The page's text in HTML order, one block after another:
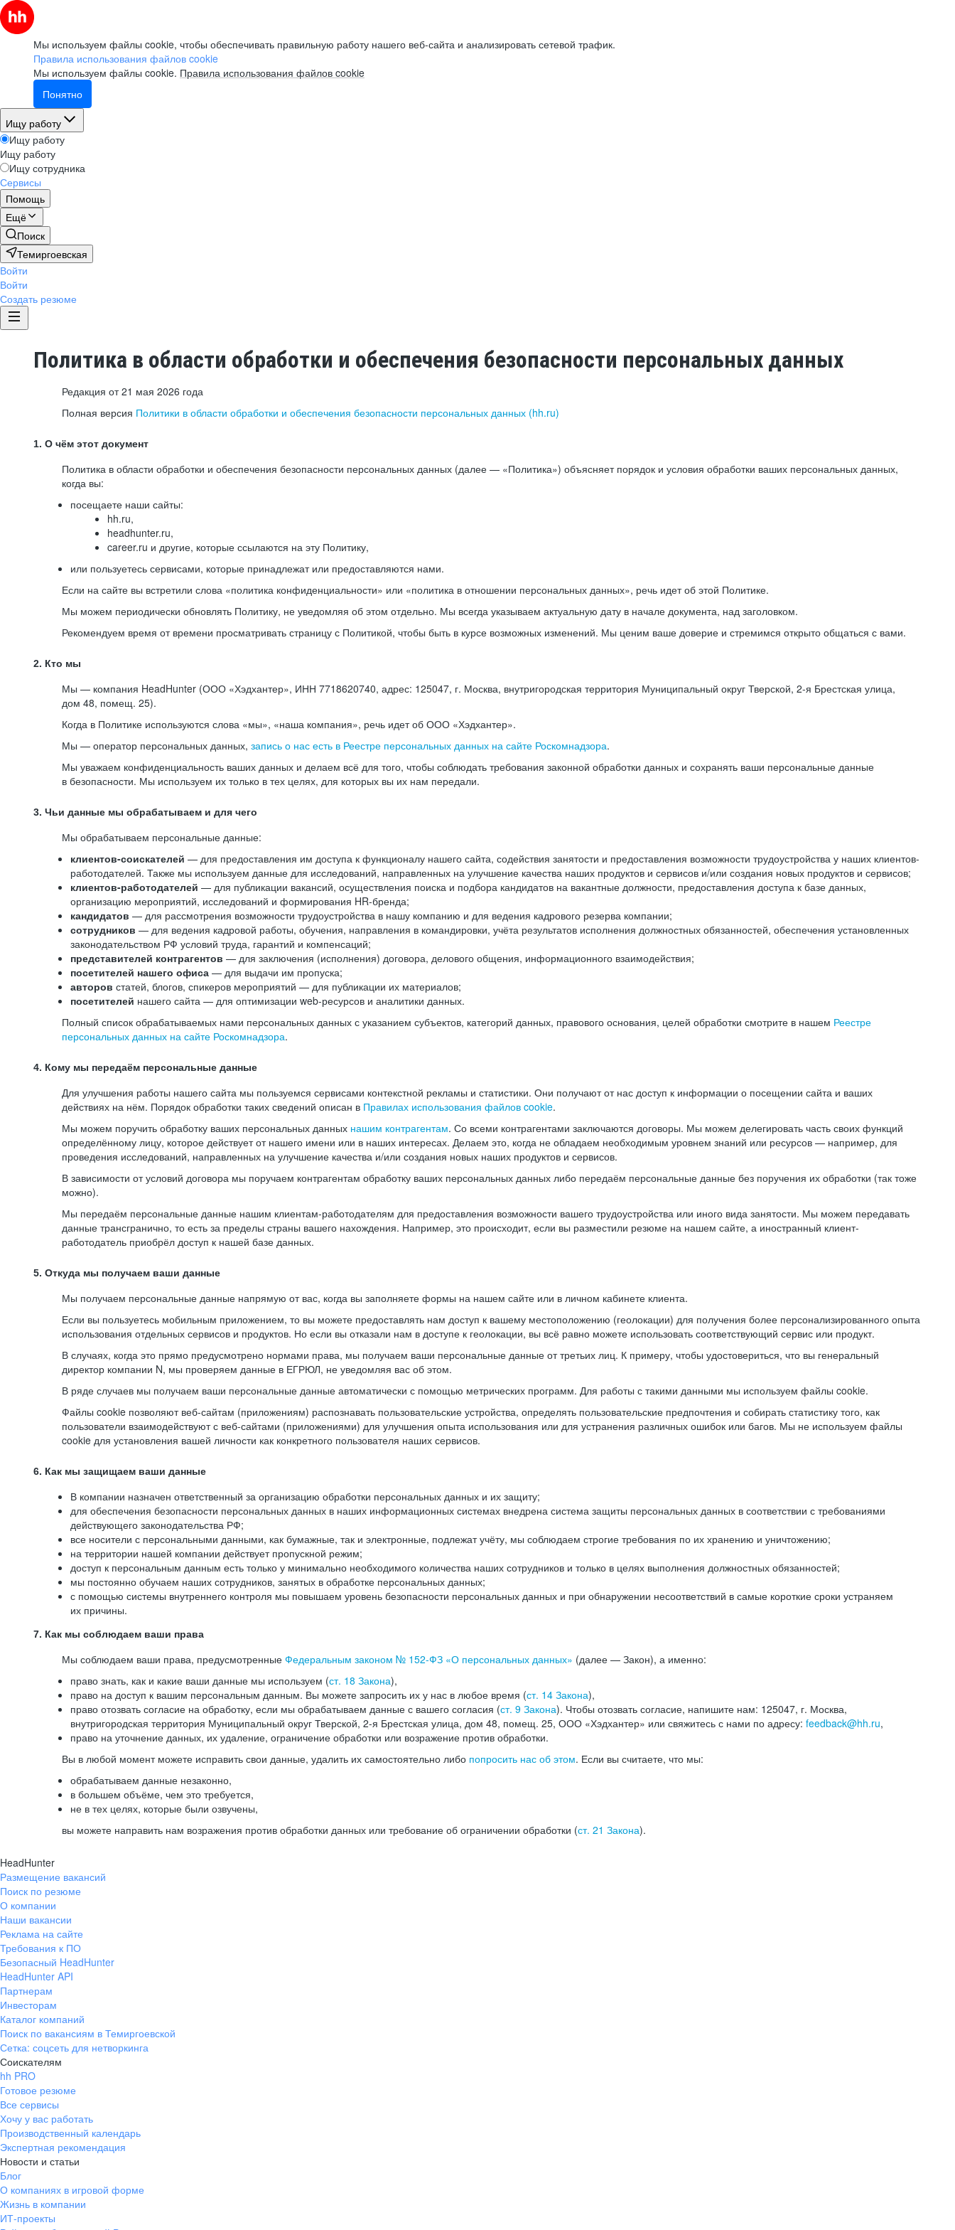
Мы используем файлы cookie, чтобы обеспечивать правильную работу нашего веб-сайта и анализировать сетевой трафик.
Правила использования файлов cookie
Мы используем файлы cookie. Правила использования файлов cookie
Понятно
Ищу работу
Ищу работу
Ищу работу
Ищу сотрудника
Сервисы
Помощь
Ещё
Поиск
Темиргоевская
Войти
Войти
Создать резюме
Политика в области обработки и обеспечения безопасности персональных данных
Редакция от 21 мая 2026 года
Полная версия Политики в области обработки и обеспечения безопасности персональных данных (hh.ru)
1. О чём этот документ
Политика в области обработки и обеспечения безопасности персональных данных (далее — «Политика») объясняет порядок и условия обработки ваших персональных данных,
когда вы:
посещаете наши сайты:
hh.ru,
headhunter.ru,
career.ru и другие, которые ссылаются на эту Политику,
или пользуетесь сервисами, которые принадлежат или предоставляются нами.
Если на сайте вы встретили слова «политика конфиденциальности» или «политика в отношении персональных данных», речь идет об этой Политике.
Мы можем периодически обновлять Политику, не уведомляя об этом отдельно. Мы всегда указываем актуальную дату в начале документа, над заголовком.
Рекомендуем время от времени просматривать страницу с Политикой, чтобы быть в курсе возможных изменений. Мы ценим ваше доверие и стремимся открыто общаться с вами.
2. Кто мы
Мы — компания HeadHunter (ООО «Хэдхантер», ИНН 7718620740, адрес: 125047, г. Москва, внутригородская территория Муниципальный округ Тверской, 2-я Брестская улица,
дом 48, помещ. 25).
Когда в Политике используются слова «мы», «наша компания», речь идет об ООО «Хэдхантер».
Мы — оператор персональных данных, запись о нас есть в Реестре персональных данных на сайте Роскомнадзора.
Мы уважаем конфиденциальность ваших данных и делаем всё для того, чтобы соблюдать требования законной обработки данных и сохранять ваши персональные данные
в безопасности. Мы используем их только в тех целях, для которых вы их нам передали.
3. Чьи данные мы обрабатываем и для чего
Мы обрабатываем персональные данные:
клиентов-соискателей — для предоставления им доступа к функционалу нашего сайта, содействия занятости и предоставления возможности трудоустройства у наших клиентов-
работодателей. Также мы используем данные для исследований, направленных на улучшение качества наших продуктов и сервисов и/или создания новых продуктов и сервисов;
клиентов-работодателей — для публикации вакансий, осуществления поиска и подбора кандидатов на вакантные должности, предоставления доступа к базе данных,
организацию мероприятий, исследований и формирования HR-бренда;
кандидатов — для рассмотрения возможности трудоустройства в нашу компанию и для ведения кадрового резерва компании;
сотрудников — для ведения кадровой работы, обучения, направления в командировки, учёта результатов исполнения должностных обязанностей, обеспечения установленных
законодательством РФ условий труда, гарантий и компенсаций;
представителей контрагентов — для заключения (исполнения) договора, делового общения, информационного взаимодействия;
посетителей нашего офиса — для выдачи им пропуска;
авторов статей, блогов, спикеров мероприятий — для публикации их материалов;
посетителей нашего сайта — для оптимизации web-ресурсов и аналитики данных.
Полный список обрабатываемых нами персональных данных с указанием субъектов, категорий данных, правового основания, целей обработки смотрите в нашем Реестре
персональных данных на сайте Роскомнадзора.
4. Кому мы передаём персональные данные
Для улучшения работы нашего сайта мы пользуемся сервисами контекстной рекламы и статистики. Они получают от нас доступ к информации о посещении сайта и ваших
действиях на нём. Порядок обработки таких сведений описан в Правилах использования файлов cookie.
Мы можем поручить обработку ваших персональных данных нашим контрагентам. Со всеми контрагентами заключаются договоры. Мы можем делегировать часть своих функций
определённому лицу, которое действует от нашего имени или в наших интересах. Делаем это, когда не обладаем необходимым уровнем знаний или ресурсов — например, для
проведения исследований, направленных на улучшение качества и/или создания новых наших продуктов и сервисов.
В зависимости от условий договора мы поручаем контрагентам обработку ваших персональных данных либо передаём персональные данные без поручения их обработки (так тоже
можно).
Мы передаём персональные данные нашим клиентам-работодателям для предоставления возможности вашего трудоустройства или иного вида занятости. Мы можем передавать
данные трансгранично, то есть за пределы страны вашего нахождения. Например, это происходит, если вы разместили резюме на нашем сайте, а иностранный клиент-
работодатель приобрёл доступ к нашей базе данных.
5. Откуда мы получаем ваши данные
Мы получаем персональные данные напрямую от вас, когда вы заполняете формы на нашем сайте или в личном кабинете клиента.
Если вы пользуетесь мобильным приложением, то вы можете предоставлять нам доступ к вашему местоположению (геолокации) для получения более персонализированного опыта
использования отдельных сервисов и продуктов. Но если вы отказали нам в доступе к геолокации, вы всё равно можете использовать соответствующий сервис или продукт.
В случаях, когда это прямо предусмотрено нормами права, мы получаем ваши персональные данные от третьих лиц. К примеру, чтобы удостовериться, что вы генеральный
директор компании N, мы проверяем данные в ЕГРЮЛ, не уведомляя вас об этом.
В ряде случаев мы получаем ваши персональные данные автоматически с помощью метрических программ. Для работы с такими данными мы используем файлы cookie.
Файлы cookie позволяют веб-сайтам (приложениям) распознавать пользовательские устройства, определять пользовательские предпочтения и собирать статистику того, как
пользователи взаимодействуют с веб-сайтами (приложениями) для улучшения опыта использования или для устранения различных ошибок или багов. Мы не используем файлы
cookie для установления вашей личности как конкретного пользователя наших сервисов.
6. Как мы защищаем ваши данные
В компании назначен ответственный за организацию обработки персональных данных и их защиту;
для обеспечения безопасности персональных данных в наших информационных системах внедрена система защиты персональных данных в соответствии с требованиями
действующего законодательства РФ;
все носители с персональными данными, как бумажные, так и электронные, подлежат учёту, мы соблюдаем строгие требования по их хранению и уничтожению;
на территории нашей компании действует пропускной режим;
доступ к персональным данным есть только у минимально необходимого количества наших сотрудников и только в целях выполнения должностных обязанностей;
мы постоянно обучаем наших сотрудников, занятых в обработке персональных данных;
с помощью системы внутреннего контроля мы повышаем уровень безопасности персональных данных и при обнаружении несоответствий в самые короткие сроки устраняем
их причины.
7. Как мы соблюдаем ваши права
Мы соблюдаем ваши права, предусмотренные Федеральным законом № 152-ФЗ «О персональных данных» (далее — Закон), а именно:
право знать, как и какие ваши данные мы используем (ст. 18 Закона),
право на доступ к вашим персональным данным. Вы можете запросить их у нас в любое время (ст. 14 Закона),
право отозвать согласие на обработку, если мы обрабатываем данные с вашего согласия (ст. 9 Закона). Чтобы отозвать согласие, напишите нам: 125047, г. Москва,
внутригородская территория Муниципальный округ Тверской, 2-я Брестская улица, дом 48, помещ. 25, ООО «Хэдхантер» или свяжитесь с нами по адресу: feedback@hh.ru,
право на уточнение данных, их удаление, ограничение обработки или возражение против обработки.
Вы в любой момент можете исправить свои данные, удалить их самостоятельно либо попросить нас об этом. Если вы считаете, что мы:
обрабатываем данные незаконно,
в большем объёме, чем это требуется,
не в тех целях, которые были озвучены,
вы можете направить нам возражения против обработки данных или требование об ограничении обработки (ст. 21 Закона).
HeadHunter
Размещение вакансий
Поиск по резюме
О компании
Наши вакансии
Реклама на сайте
Требования к ПО
Безопасный HeadHunter
HeadHunter API
Партнерам
Инвесторам
Каталог компаний
Поиск по вакансиям в Темиргоевской
Сетка: соцсеть для нетворкинга
Соискателям
hh PRO
Готовое резюме
Все сервисы
Хочу у вас работать
Производственный календарь
Экспертная рекомендация
Новости и статьи
Блог
О компаниях в игровой форме
Жизнь в компании
ИТ-проекты